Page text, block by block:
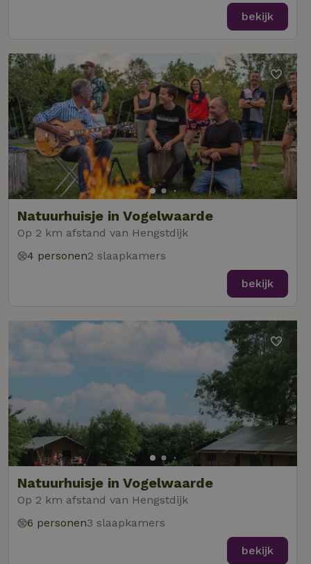
bekijk
Natuurhuisje in Vogelwaarde
Op 2 km afstand van Hengstdijk
4 personen2 slaapkamers
bekijk
Natuurhuisje in Vogelwaarde
Op 2 km afstand van Hengstdijk
6 personen3 slaapkamers
bekijk